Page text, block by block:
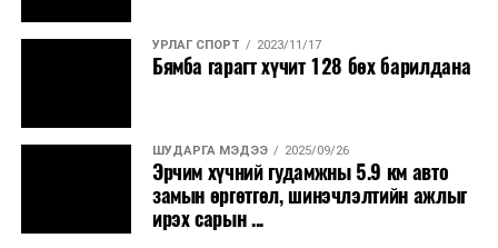
УРЛАГ СПОРТ 2023/11/17
Бямба гарагт хүчит 128 бөх барилдана
ШУДАРГА МЭДЭЭ 2025/09/26
Эрчим хүчний гудамжны 5.9 км авто
замын өргөтгөл, шинэчлэлтийн ажлыг
ирэх сарын ...